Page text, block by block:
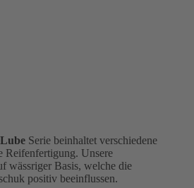
Serie beinhaltet verschiedene
Reifenfertigung. Unsere
wässriger Basis, welche die
positiv beeinflussen.